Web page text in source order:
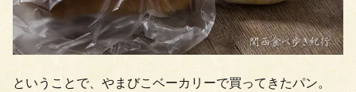
ということで、やまびこベーカリーで買ってきたパン。